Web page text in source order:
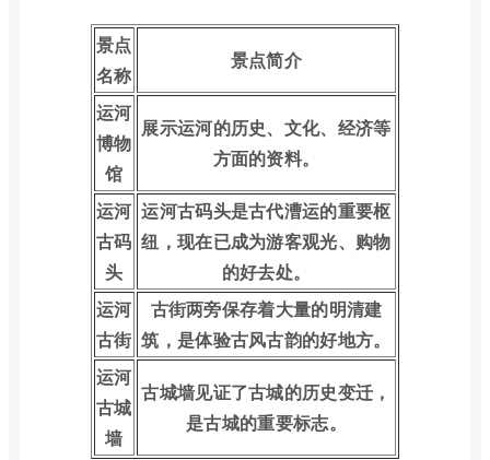
景点
名称
景点简介
运河
博物
馆
展示运河的历史、文化、经济等
方面的资料。
运河
古码
头
运河古码头是古代漕运的重要枢
纽，现在已成为游客观光、购物
的好去处。
运河
古街
古街两旁保存着大量的明清建
筑，是体验古风古韵的好地方。
运河
古城
墙
古城墙见证了古城的历史变迁，
是古城的重要标志。